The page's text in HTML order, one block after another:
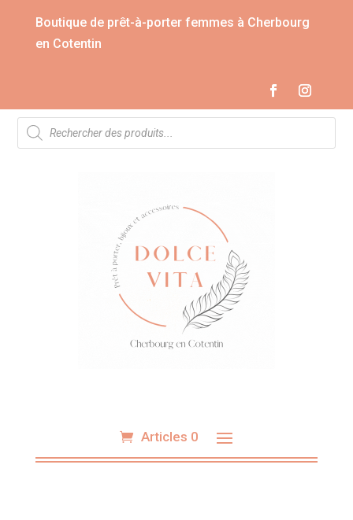
Boutique de prêt-à-porter femmes à Cherbourg
en Cotentin
Recherche
de
produits
Articles 0